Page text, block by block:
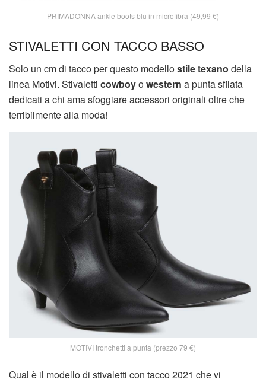
PRIMADONNA ankle boots blu in microfibra (49,99 €)
STIVALETTI CON TACCO BASSO
Solo un cm di tacco per questo modellostile texano della
linea Motivi. Stivaletti cowboyowestern a punta sfilata
dedicati a chi ama sfoggiare accessori originali oltre che
terribilmente alla moda!
MOTIVI tronchetti a punta (prezzo 79 €)
Qual è il modello di stivaletti con tacco 2021 che vi